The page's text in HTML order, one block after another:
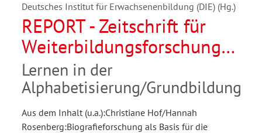
Deutsches Institut für Erwachsenenbildung (DIE) (Hg.)
REPORT - Zeitschrift für
Weiterbildungsforschung
01/2012
Lernen in der
Alphabetisierung/Grundbildung
Aus dem Inhalt (u.a.):Christiane Hof/Hannah
Rosenberg:Biografieforschung als Basis für die